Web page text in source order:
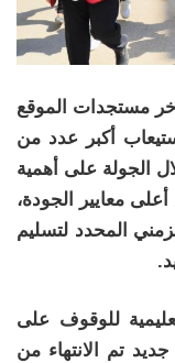
مستجدات الموقع
أكبر عدد من
الجولة على أهمية
معايير الجودة،
المحدد لتسليم
للوقوف على
تم الانتهاء من